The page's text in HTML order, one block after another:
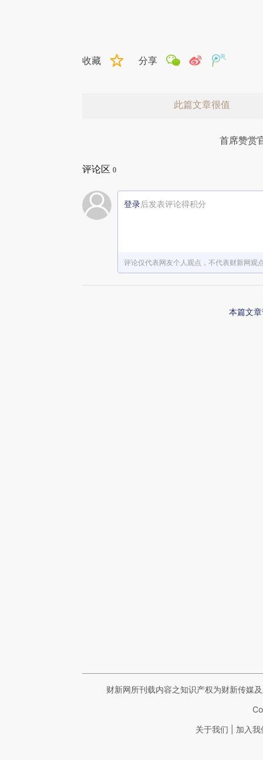
收藏 分享
此篇文章很值
首席赞赏
评论区 0
登录后发表评论得积分
评论仅代表网友个人观点，不代表财新网观
本篇文
财新网所刊载内容之知识产权为财新传媒
关于我们 加入我